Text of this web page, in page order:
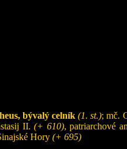
bývalý celník (1. st.); mč.
II. (+ 610), patriarchové
Hory (+ 695)